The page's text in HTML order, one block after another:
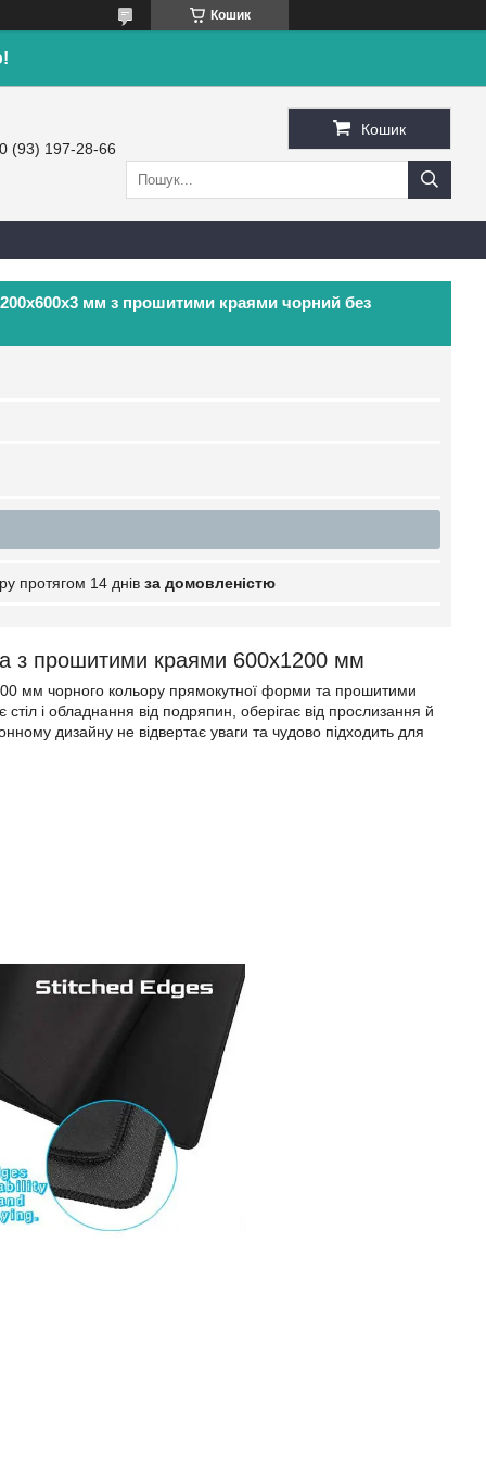
Кошик
(93) 197-28-66
Кошик
мм з прошитими краями чорний без
протягом 14 днів за домовленістю
з прошитими краями 600х1200 мм
мм чорного кольору прямокутної форми та прошитими
і обладнання від подряпин, оберігає від прослизання й
дизайну не відвертає уваги та чудово підходить для